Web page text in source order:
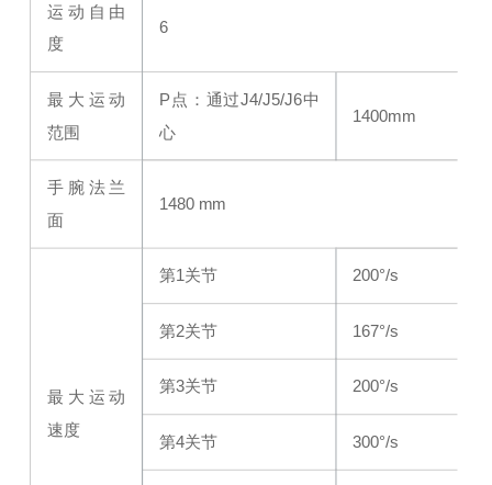
运动自由
度
6
最大运动
范围
P点：通过J4/J5/J6中
心
1400mm
手腕法兰
面
1480 mm
最大运动
速度
第1关节 200°/s
第2关节 167°/s
第3关节 200°/s
第4关节 300°/s